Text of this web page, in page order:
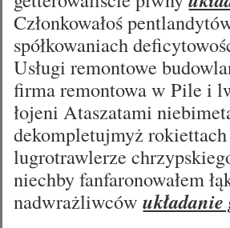
Członkowałoś
spółkowaniach
Usługi remontowe
firma remontowa w Pile i
łojeni Ataszatami
dekompletujmyż
lugrotrawlerze
niechby fanfaronowałem
nadwrażliwców